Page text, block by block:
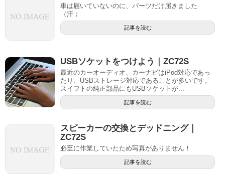
車は届いていないのに、パーツだけ届きました
（汗；
記事を読む
USBソケットをつけよう｜ZC72S
最近のカーオーディオ、カーナビはiPod対応であっ
たり、USBストレージ対応であることが多いです。
スイフトの純正部品にもUSBソケットが...
記事を読む
スピーカーの交換とデッドニング｜
ZC72S
必至に作業していたため写真がありません！
記事を読む